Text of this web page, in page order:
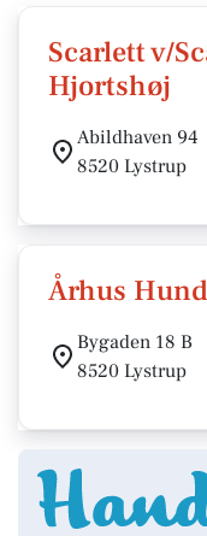
Scarlett v/
Hjortshøj
Abildhaven 94
8520 Lystrup
Århus
Bygaden 18 B
8520 Lystrup